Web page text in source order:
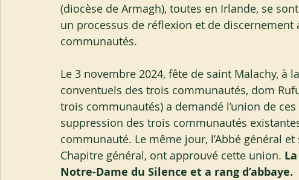
(diocèse de Armagh), toutes en Irlande, se
un processus de réflexion et de discernement
communautés.
Le 3 novembre 2024, fête de saint Malachy, à
conventuels des trois communautés, dom
trois communautés) a demandé l’union de
suppression des trois communautés
communauté. Le même jour, l’Abbé général
Chapitre général, ont approuvé cette union.
Notre-Dame du Silence et a rang d’abbaye.